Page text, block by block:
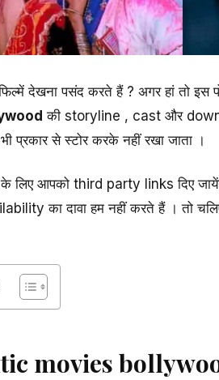
फिल्में देखना पसंद करते हैं ? अगर हां तो
की storyline , cast और
प्रकार से स्टोर करके नहीं रखा जाता ।
के लिए आपको third party links दिए
का दावा हम नहीं करते हैं । तो
movies